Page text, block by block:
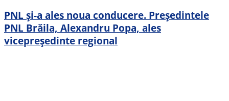
PNL și-a ales noua conducere. Președintele
PNL Brăila, Alexandru Popa, ales
vicepreședinte regional